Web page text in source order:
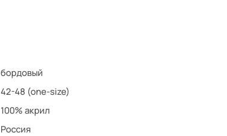
бордовый
42-48 (one-size)
100% акрил
Россия